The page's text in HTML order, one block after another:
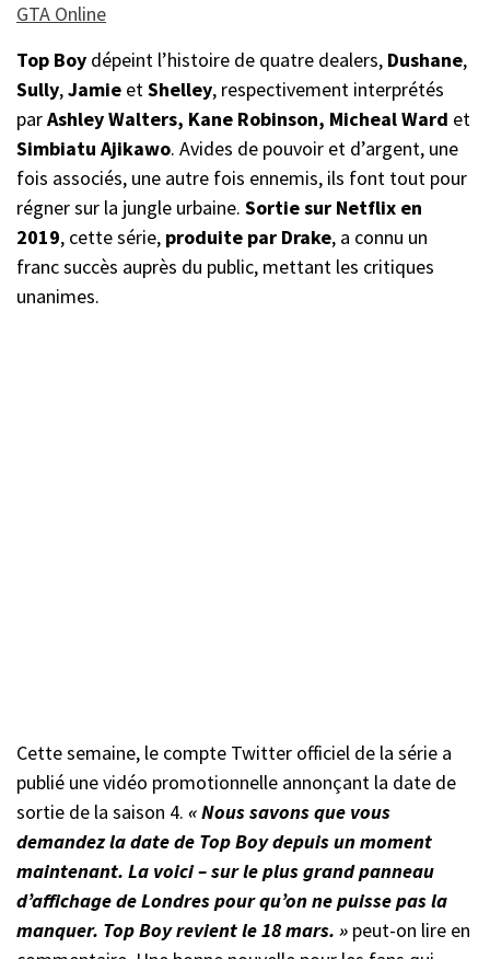
GTA Online
Top Boy dépeint l’histoire de quatre dealers, Dushane,
Sully,Jamie etShelley, respectivement interprétés
parAshley Walters, Kane Robinson, Micheal Ward et
Simbiatu Ajikawo. Avides de pouvoir et d’argent, une
fois associés, une autre fois ennemis, ils font tout pour
régner sur la jungle urbaine. Sortie sur Netflix en
2019, cette série, produite par Drake, a connu un
franc succès auprès du public, mettant les critiques
unanimes.
Cette semaine, le compte Twitter officiel de la série a
publié une vidéo promotionnelle annonçant la date de
sortie de la saison 4. « Nous savons que vous
demandez la date de Top Boy depuis un moment
maintenant. La voici – sur le plus grand panneau
d’affichage de Londres pour qu’on ne puisse pas la
manquer. Top Boy revient le 18 mars. » peut-on lire en